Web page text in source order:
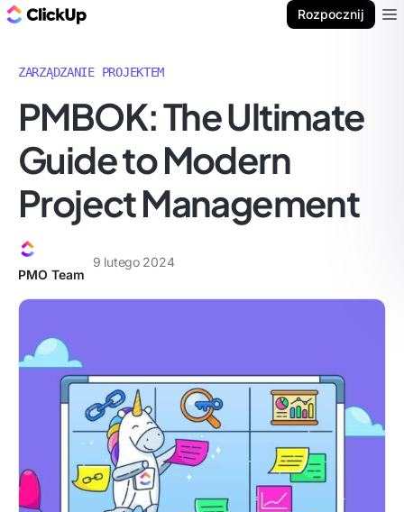
Rozpocznij
ZARZĄDZANIE PROJEKTEM
PMBOK: The Ultimate
Guide to Modern
Project Management
PMO Team
9 lutego 2024